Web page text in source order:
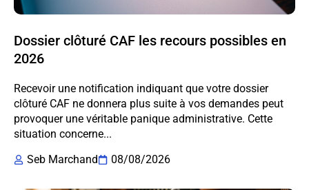
Dossier clôturé CAF les recours possibles en
2026
Recevoir une notification indiquant que votre dossier
clôturé CAF ne donnera plus suite à vos demandes peut
provoquer une véritable panique administrative. Cette
situation concerne...
Seb Marchand
08/08/2026